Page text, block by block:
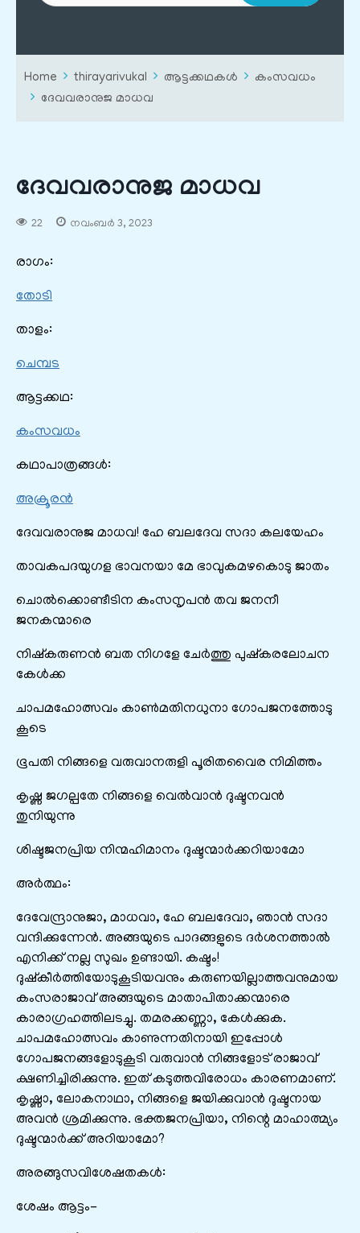
Home thirayarivukal ആട്ടക്കഥകൾ
കംസവധം
ദേവവരാനുജ മാധവ
ദേവവരാനുജ മാധവ
22 നവംബർ 3, 2023
രാഗം:
തോടി
താളം:
ചെമ്പട
ആട്ടക്കഥ:
കംസവധം
കഥാപാത്രങ്ങൾ:
അക്രൂരൻ
ദേവവരാനുജ മാധവ! ഹേ ബലദേവ സദാ കലയേഹം
താവകപദയുഗള ഭാവനയാ മേ ഭാവുകമഴകൊടു ജാതം
ചൊൽക്കൊണ്ടീടിന കംസനൃപൻ തവ ജനനീ
ജനകന്മാരെ
നിഷ്കരുണൻ ബത നിഗളേ ചേർത്തു പുഷ്കരലോചന
കേൾക്ക
ചാപമഹോത്സവം കാൺമതിനധുനാ ഗോപജനത്തോടു
കൂടെ
ഭൂപതി നിങ്ങളെ വരുവാനരുളി പൂരിതവൈര നിമിത്തം
കൃഷ്ണ ജഗല്പതേ നിങ്ങളെ വെൽവാൻ ദുഷ്ടനവൻ
തുനിയുന്നു
ശിഷ്ടജനപ്രിയ നിന്മഹിമാനം ദുഷ്ടന്മാർക്കറിയാമോ
അർത്ഥം:
ദേവേന്ദ്രാനുജാ, മാധവാ, ഹേ ബലദേവാ, ഞാൻ സദാ
വന്ദിക്കുന്നേൻ. അങ്ങയുടെ പാദങ്ങളുടെ ദർശനത്താൽ
എനിക്ക് നല്ല സുഖം ഉണ്ടായി. കഷ്ടം!
ദുഷ്കീർത്തിയോടുകൂടിയവനും കരുണയില്ലാത്തവനുമായ
കംസരാജാവ് അങ്ങയുടെ മാതാപിതാക്കന്മാരെ
കാരാഗ്രഹത്തിലടച്ചു. തമരക്കണ്ണാ, കേൾക്കുക.
ചാപമഹോത്സവം കാണുന്നതിനായി ഇപ്പോൾ
ഗോപജനങ്ങളോടുകൂടി വരുവാൻ നിങ്ങളോട് രാജാവ്
ക്ഷണിച്ചിരിക്കുന്നു. ഇത് കടുത്തവിരോധം കാരണമാണ്.
കൃഷ്ണാ, ലോകനാഥാ, നിങ്ങളെ ജയിക്കുവാൻ ദുഷ്ടനായ
അവൻ ശ്രമിക്കുന്നു. ഭക്തജനപ്രിയാ, നിന്റെ മാഹാത്മ്യം
ദുഷ്ടന്മാർക്ക് അറിയാമോ?
അരങ്ങുസവിശേഷതകൾ:
ശേഷം ആട്ടം-